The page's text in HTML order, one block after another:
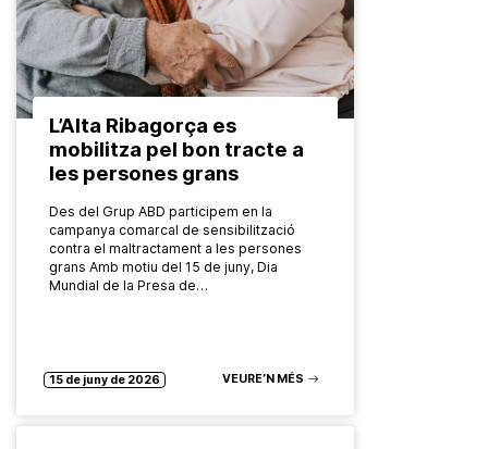
L’Alta Ribagorça es
mobilitza pel bon tracte a
les persones grans
Des del Grup ABD participem en la
campanya comarcal de sensibilització
contra el maltractament a les persones
grans Amb motiu del 15 de juny, Dia
Mundial de la Presa de…
15 de juny de 2026 VEURE’N MÉS